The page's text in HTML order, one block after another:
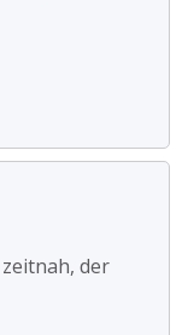
der